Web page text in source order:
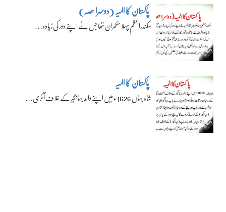
پاکستان کا المیہ (دوسرا حصہ)
سکندراعظم پہلا حکمران تھا جس نے اپنے دور کی زیادہ…
پاکستان کا المیہ
شاہ جہاں 1626ء میں اپنے والد جہانگیر کے خلاف آخری…